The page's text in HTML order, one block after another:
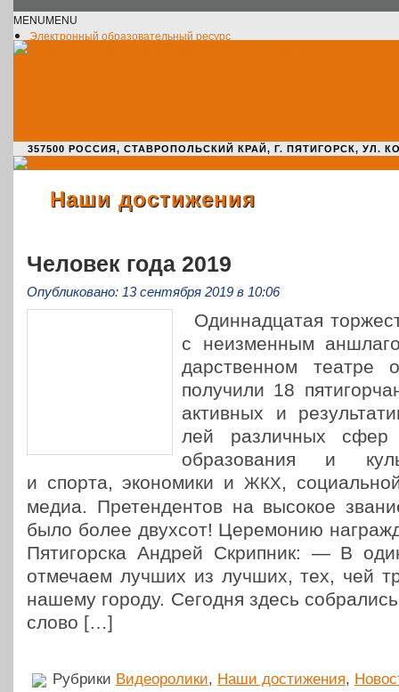
MENUMENU
Электронный образовательный ресурс
357500 РОССИЯ, СТАВРОПОЛЬСКИЙ КРАЙ, Г. ПЯТИГОРСК, УЛ.
Наши достижения
Человек года 2019
Опубликовано: 13 сентября 2019 в 10:06
Один­на­дца­тая
с неиз­мен­ным
дар­ствен­ном театре
полу­чи­ли 18
актив­ных и
лей раз­лич­ных сфер
обра­зо­ва­ния и
и спорта, эко­но­ми­ки и
ЖКХ,
медиа. Пре­тен­ден­тов на высокое
было более двухсот! Цере­мо­нию
Пяти­гор­ска Андрей Скрип­ник: — В
отме­ча­ем лучших из лучших, тех, чей
нашему городу. Сегодня здесь
слово […]
Рубрики Видеоролики, Наши достижения,